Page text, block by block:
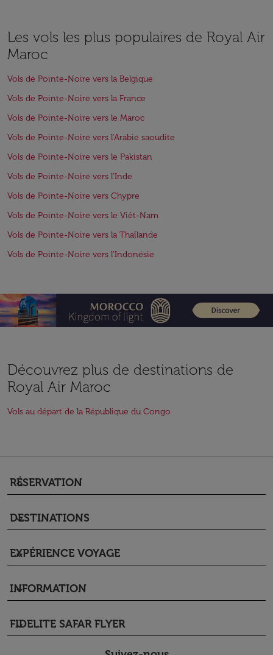
Les vols les plus populaires de Royal Air
Maroc
Vols de Pointe-Noire vers la Belgique
Vols de Pointe-Noire vers la France
Vols de Pointe-Noire vers le Maroc
Vols de Pointe-Noire vers l'Arabie saoudite
Vols de Pointe-Noire vers le Pakistan
Vols de Pointe-Noire vers l'Inde
Vols de Pointe-Noire vers Chypre
Vols de Pointe-Noire vers le Viêt-Nam
Vols de Pointe-Noire vers la Thaïlande
Vols de Pointe-Noire vers l'Indonésie
Découvrez plus de destinations de
Royal Air Maroc
Vols au départ de la République du Congo
RÉSERVATION
keyboard_arrow_down
DESTINATIONS
keyboard_arrow_down
EXPÉRIENCE VOYAGE
keyboard_arrow_down
INFORMATION
keyboard_arrow_down
FIDELITE SAFAR FLYER
keyboard_arrow_down